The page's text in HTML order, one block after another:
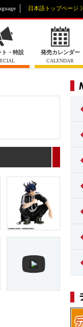
日本語トップページ 》
ト・特設 発売カレンダー
CALENDAR